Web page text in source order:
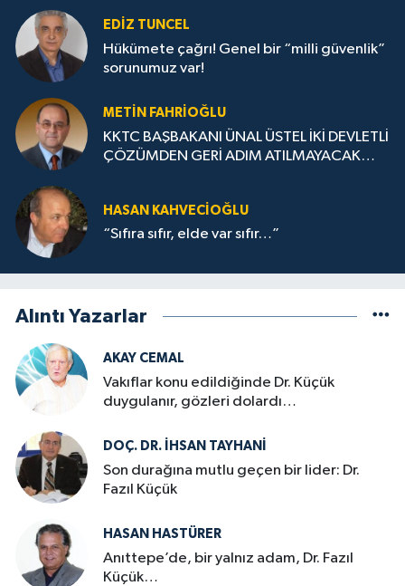
EDIZ TUNCEL
Hükümete çağrı! Genel bir “milli güvenlik”
sorunumuz var!
METIN FAHRİOĞLU
KKTC BAŞBAKANI ÜNAL ÜSTEL İKİ DEVLETLİ
ÇÖZÜMDEN GERİ ADIM ATILMAYACAK
HASAN KAHVECİOĞLU
“Sıfıra sıfır, elde var sıfır…”
Alıntı Yazarlar
AKAY CEMAL
Vakıflar konu edildiğinde Dr. Küçük
duygulanır, gözleri dolardı…
DOÇ. DR. İHSAN TAYHANI
Son durağına mutlu geçen bir lider: Dr.
Fazıl Küçük
HASAN HASTÜRER
Anıttepe’de, bir yalnız adam, Dr. Fazıl
Küçük…